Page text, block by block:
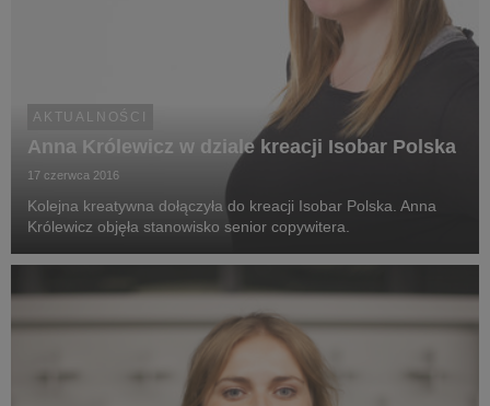
AKTUALNOŚCI
Anna Królewicz w dziale kreacji Isobar Polska
17 czerwca 2016
Kolejna kreatywna dołączyła do kreacji Isobar Polska. Anna
Królewicz objęła stanowisko senior copywitera.